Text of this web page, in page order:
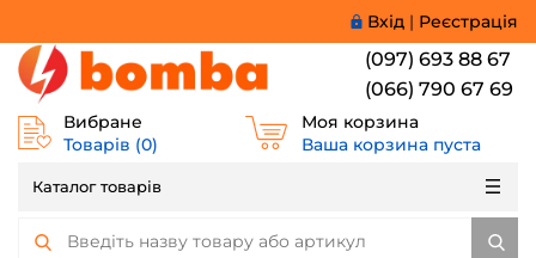
Вхід | Реєстрація
(097) 693 88 67
(066) 790 67 69
Вибране
Товарів (0)
Моя корзина
Ваша корзина пуста
Каталог товарів